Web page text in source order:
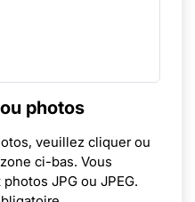
photos
veuillez cliquer ou
ci-bas. Vous
JPG ou JPEG.